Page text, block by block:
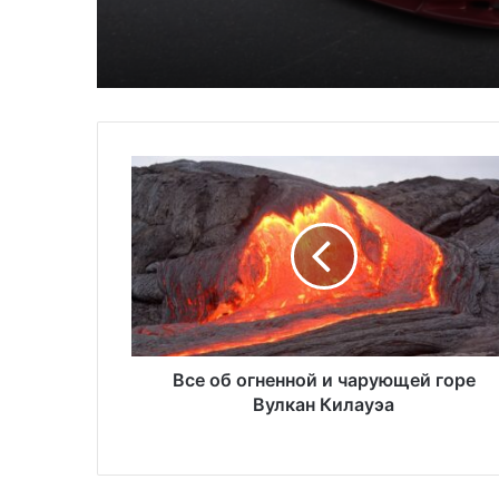
населения в США
Все
об
огненной
и
чарующей
горе
Вулкан
Килауэа
Все об огненной и чарующей горе
Вулкан Килауэа